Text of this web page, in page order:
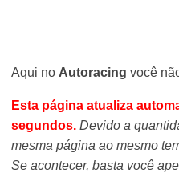
Aqui no Autoracing você
Esta página atualiza
segundos. Devido a
mesma página ao mesmo
Se acontecer, basta você